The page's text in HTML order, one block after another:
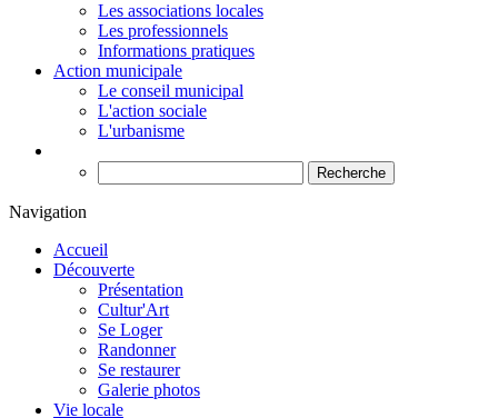
Les associations locales
Les professionnels
Informations pratiques
Action municipale
Le conseil municipal
L'action sociale
L'urbanisme
Recherche
Navigation
Accueil
Découverte
Présentation
Cultur'Art
Se Loger
Randonner
Se restaurer
Galerie photos
Vie locale